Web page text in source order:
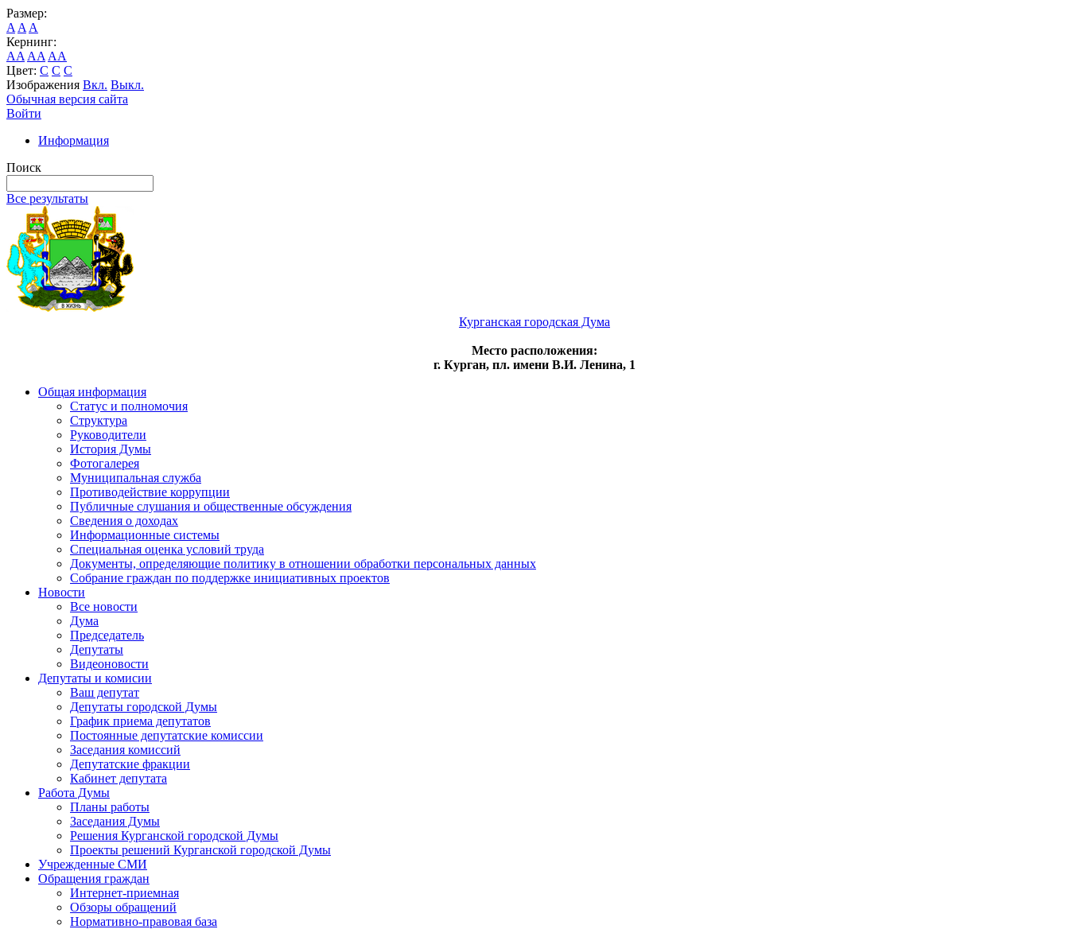
Размер:
A A A
Кернинг:
AA AA AA
Цвет: C C C
Изображения Вкл. Выкл.
Обычная версия сайта
Войти
Информация
Поиск
Все результаты
Курганская городская Дума
Место расположения:
г. Курган, пл. имени В.И. Ленина, 1
Общая информация
Статус и полномочия
Структура
Руководители
История Думы
Фотогалерея
Муниципальная служба
Противодействие коррупции
Публичные слушания и общественные обсуждения
Сведения о доходах
Информационные системы
Специальная оценка условий труда
Документы, определяющие политику в отношении обработки персональных данных
Собрание граждан по поддержке инициативных проектов
Новости
Все новости
Дума
Председатель
Депутаты
Видеоновости
Депутаты и комисии
Ваш депутат
Депутаты городской Думы
График приема депутатов
Постоянные депутатские комиссии
Заседания комиссий
Депутатские фракции
Кабинет депутата
Работа Думы
Планы работы
Заседания Думы
Решения Курганской городской Думы
Проекты решений Курганской городской Думы
Учрежденные СМИ
Обращения граждан
Интернет-приемная
Обзоры обращений
Нормативно-правовая база